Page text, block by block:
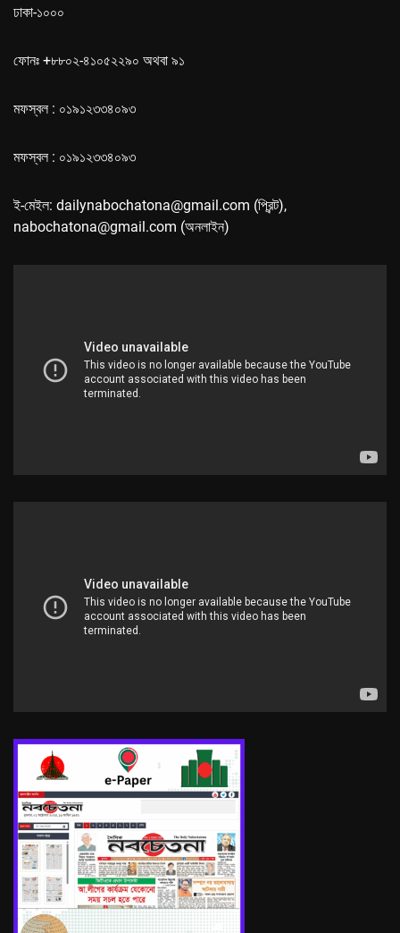
ঢাকা-১০০০
ফোনঃ +৮৮০২-৪১০৫২২৯০ অথবা ৯১
মফস্বল : ০১৯১২৩৩৪০৯৩
মফস্বল : ০১৯১২৩৩৪০৯৩
ই-মেইল: dailynabochatona@gmail.com (প্রিন্ট),
nabochatona@gmail.com (অনলাইন)